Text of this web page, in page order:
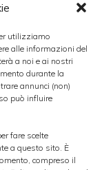
utilizziamo
alle informazioni del
a noi e ai nostri
durante la
annunci (non)
può influire
fare scelte
a questo sito. È
compreso il
richiesta è
società ha
nuovi
0,50 euro